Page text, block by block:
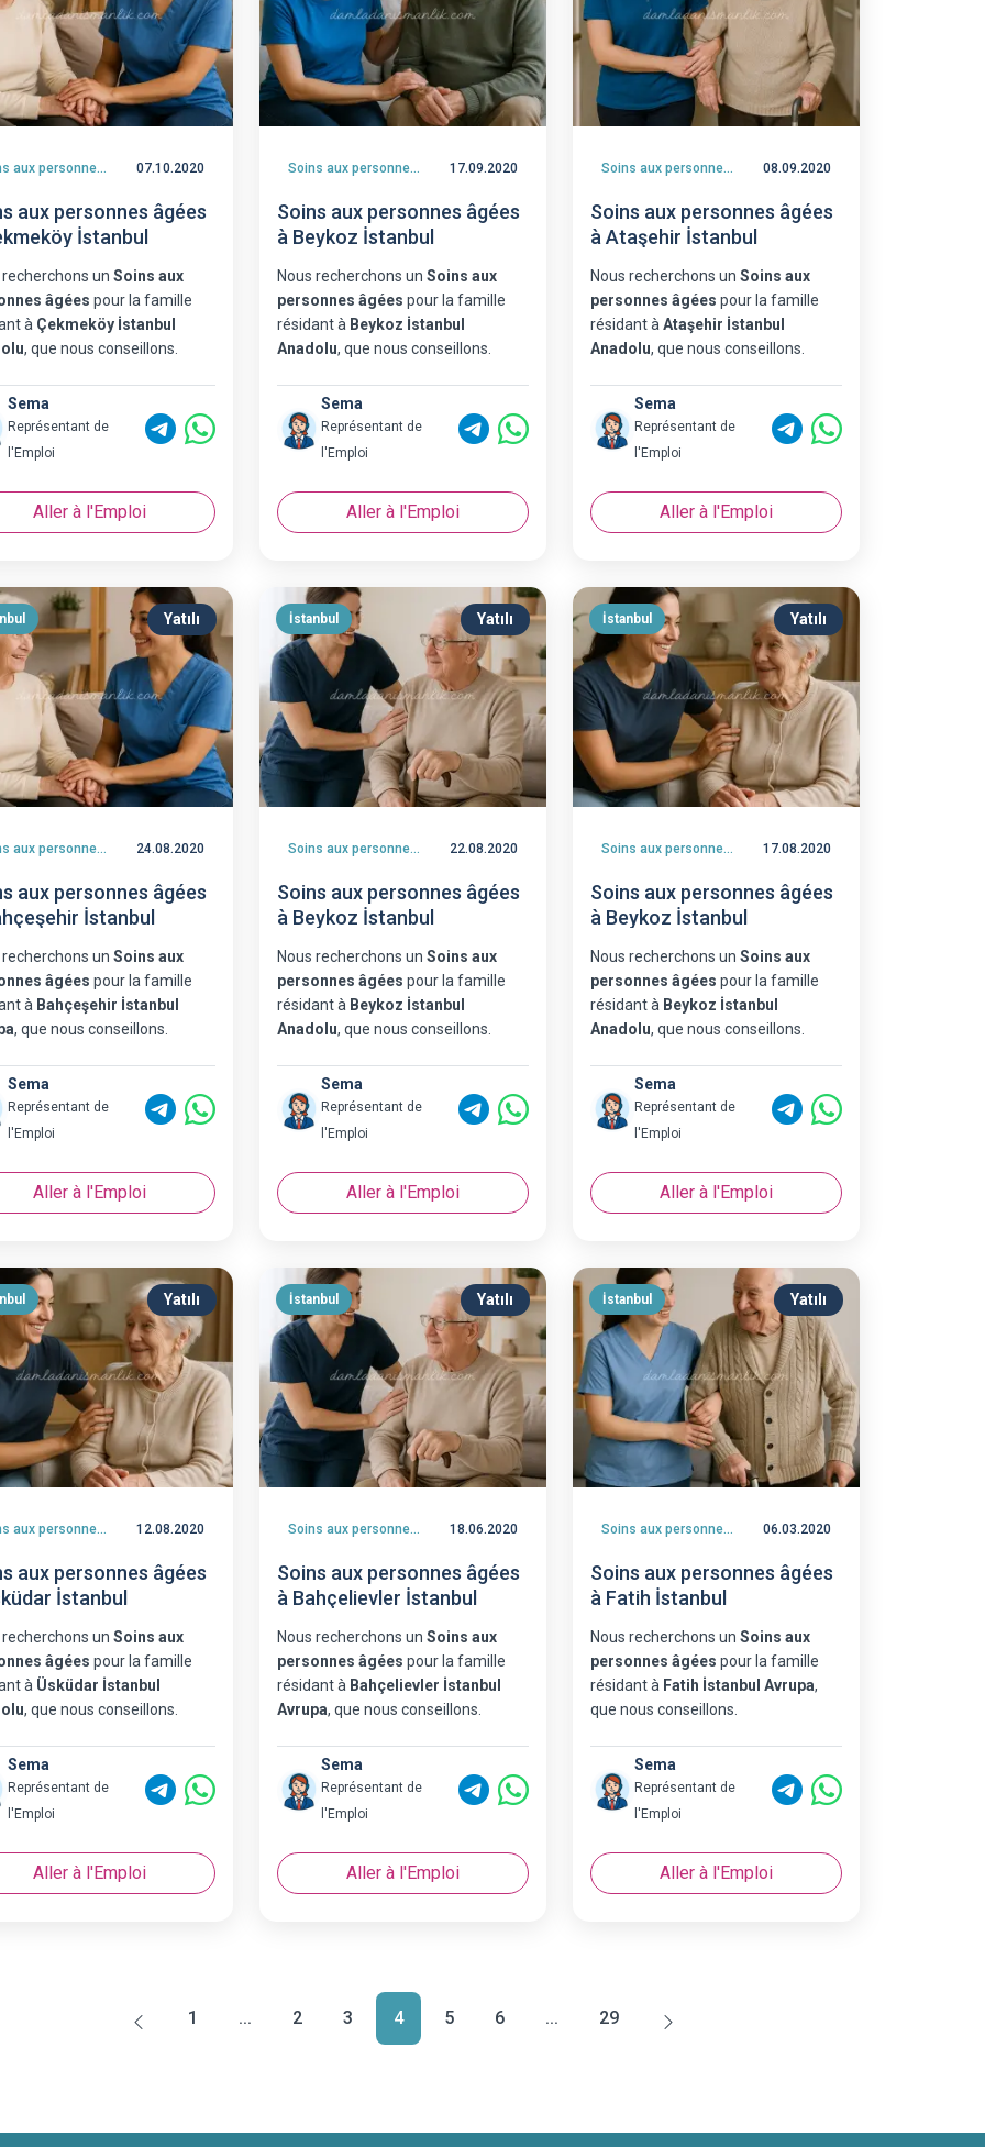
Soins aux personnes âgées 07.10.2020
aux personnes âgées
İstanbul
recherchons un Soins aux
âgées pour la famille
à Çekmeköy İstanbul
, que nous conseillons.
Sema
Représentant de
l'Emploi
Aller à l'Emploi
Soins aux personnes âgées 17.09.2020
Soins aux personnes âgées
à Beykoz İstanbul
Nous recherchons un Soins aux
personnes âgées pour la famille
résidant à Beykoz İstanbul
Anadolu, que nous conseillons.
Sema
Représentant de
l'Emploi
Aller à l'Emploi
Soins aux personnes âgées 08.09.2020
Soins aux personnes âgées
à Ataşehir İstanbul
Nous recherchons un Soins aux
personnes âgées pour la famille
résidant à Ataşehir İstanbul
Anadolu, que nous conseillons.
Sema
Représentant de
l'Emploi
Aller à l'Emploi
Yatılı
Soins aux personnes âgées 24.08.2020
aux personnes âgées
İstanbul
recherchons un Soins aux
âgées pour la famille
à Bahçeşehir İstanbul
, que nous conseillons.
Sema
Représentant de
l'Emploi
Aller à l'Emploi
İstanbul Yatılı
Soins aux personnes âgées 22.08.2020
Soins aux personnes âgées
à Beykoz İstanbul
Nous recherchons un Soins aux
personnes âgées pour la famille
résidant à Beykoz İstanbul
Anadolu, que nous conseillons.
Sema
Représentant de
l'Emploi
Aller à l'Emploi
İstanbul Yatılı
Soins aux personnes âgées 17.08.2020
Soins aux personnes âgées
à Beykoz İstanbul
Nous recherchons un Soins aux
personnes âgées pour la famille
résidant à Beykoz İstanbul
Anadolu, que nous conseillons.
Sema
Représentant de
l'Emploi
Aller à l'Emploi
Yatılı
Soins aux personnes âgées 12.08.2020
aux personnes âgées
İstanbul
recherchons un Soins aux
âgées pour la famille
à Üsküdar İstanbul
, que nous conseillons.
Sema
Représentant de
l'Emploi
Aller à l'Emploi
İstanbul Yatılı
Soins aux personnes âgées 18.06.2020
Soins aux personnes âgées
à Bahçelievler İstanbul
Nous recherchons un Soins aux
personnes âgées pour la famille
résidant à Bahçelievler İstanbul
Avrupa, que nous conseillons.
Sema
Représentant de
l'Emploi
Aller à l'Emploi
İstanbul Yatılı
Soins aux personnes âgées 06.03.2020
Soins aux personnes âgées
à Fatih İstanbul
Nous recherchons un Soins aux
personnes âgées pour la famille
résidant à Fatih İstanbul Avrupa,
que nous conseillons.
Sema
Représentant de
l'Emploi
Aller à l'Emploi
1 ... 2 3 4 5 6 ... 29